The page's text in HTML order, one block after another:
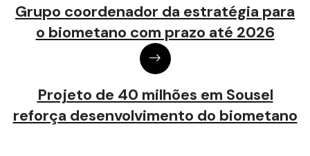
Grupo coordenador da estratégia para
o biometano com prazo até 2026
Projeto de 40 milhões em Sousel
reforça desenvolvimento do biometano